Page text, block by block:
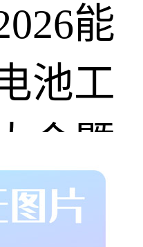
能
池工
会暨